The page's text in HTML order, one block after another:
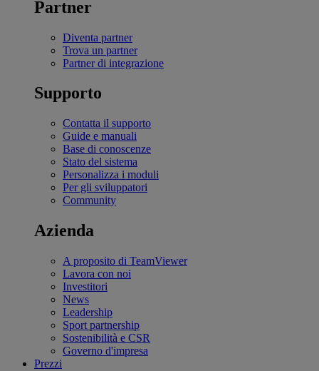
Partner
Diventa partner
Trova un partner
Partner di integrazione
Supporto
Contatta il supporto
Guide e manuali
Base di conoscenze
Stato del sistema
Personalizza i moduli
Per gli sviluppatori
Community
Azienda
A proposito di TeamViewer
Lavora con noi
Investitori
News
Leadership
Sport partnership
Sostenibilità e CSR
Governo d'impresa
Prezzi